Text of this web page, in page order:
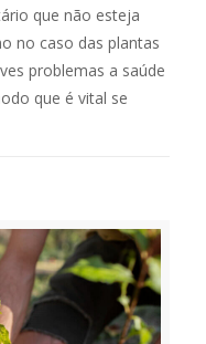
que não esteja
no caso das plantas
problemas a saúde
que é vital se